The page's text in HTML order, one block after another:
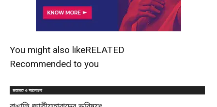
You might also likeRELATED
Recommended to you
মতামত ও আলোচনা